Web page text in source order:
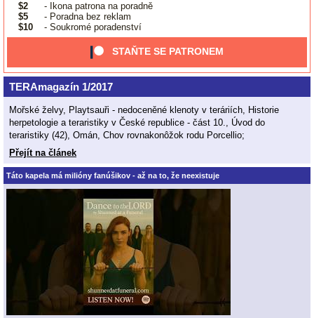
$2
- Ikona patrona na poradně
$5
- Poradna bez reklam
$10
- Soukromé poradenství
STAŇTE SE PATRONEM
TERAmagazín 1/2017
Mořské želvy, Playtsauři - nedoceněné klenoty v teráriích, Historie
herpetologie a teraristiky v České republice - část 10., Úvod do
teraristiky (42), Omán, Chov rovnakonôžok rodu Porcellio;
Přejít na článek
Táto kapela má milióny fanúšikov - až na to, že neexistuje